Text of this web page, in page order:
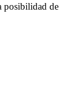
posibilidad de